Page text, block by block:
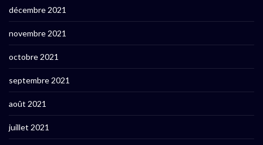
décembre 2021
novembre 2021
octobre 2021
septembre 2021
août 2021
juillet 2021